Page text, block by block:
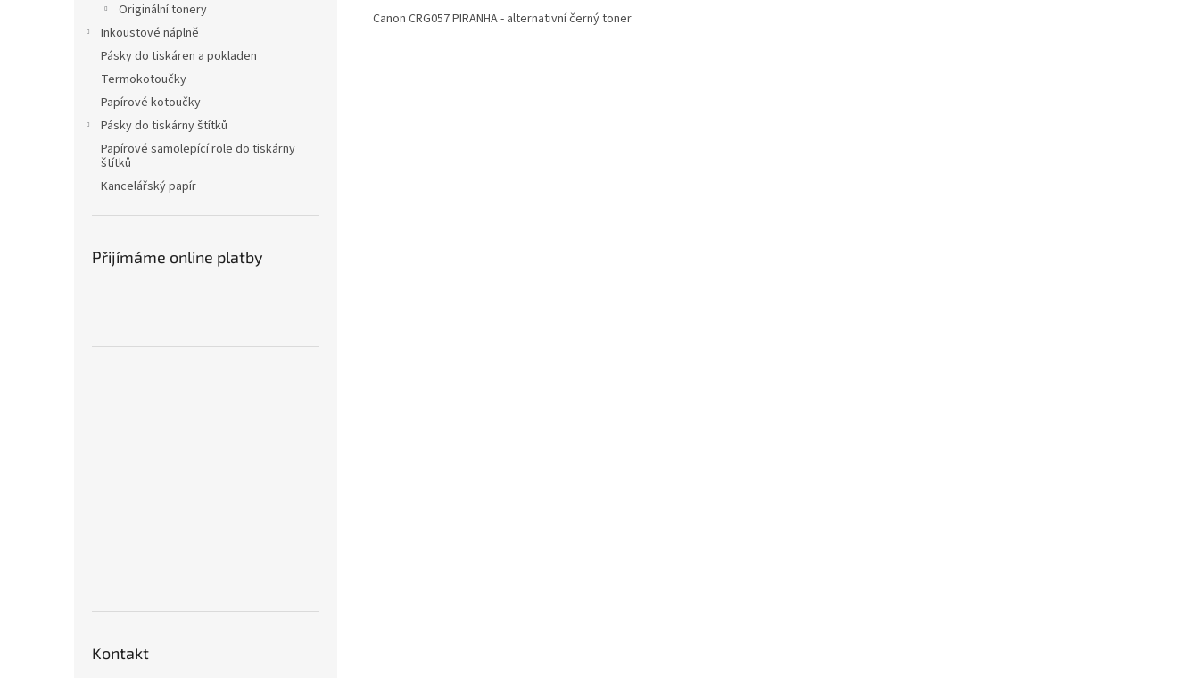
Originální tonery
Inkoustové náplně
Pásky do tiskáren a pokladen
Termokotoučky
Papírové kotoučky
Pásky do tiskárny štítků
Papírové samolepící role do tiskárny
štítků
Kancelářský papír
Přijímáme online platby
Kontakt
Canon CRG057 PIRANHA - alternativní černý toner